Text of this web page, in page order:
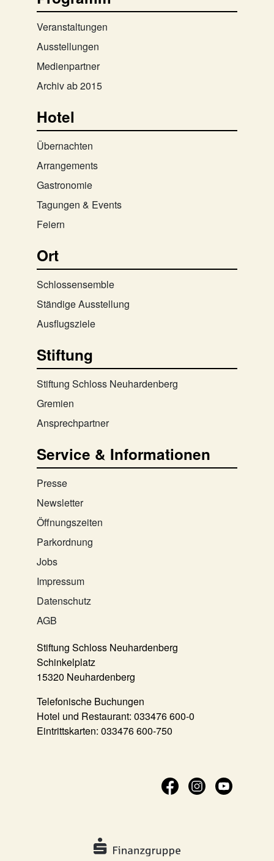
Veranstaltungen
Ausstellungen
Medienpartner
Archiv ab 2015
Hotel
Übernachten
Arrangements
Gastronomie
Tagungen & Events
Feiern
Ort
Schlossensemble
Ständige Ausstellung
Ausflugsziele
Stiftung
Stiftung Schloss Neuhardenberg
Gremien
Ansprechpartner
Service & Informationen
Presse
Newsletter
Öffnungszeiten
Parkordnung
Jobs
Impressum
Datenschutz
AGB
Stiftung Schloss Neuhardenberg
Schinkelplatz
15320 Neuhardenberg
Telefonische Buchungen
Hotel und Restaurant: 033476 600-0
Eintrittskarten: 033476 600-750